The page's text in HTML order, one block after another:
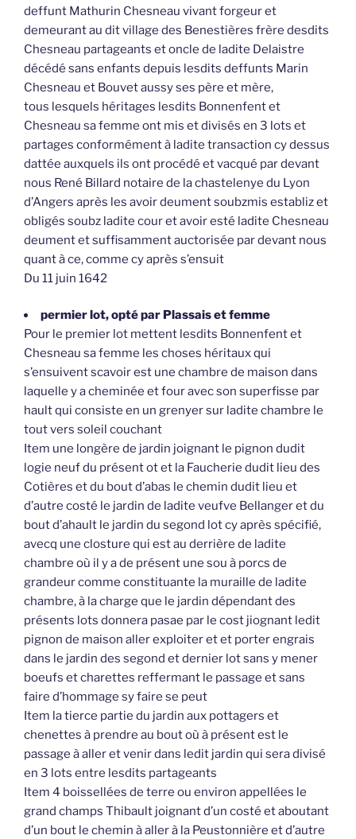
deffunt Mathurin Chesneau vivant forgeur et
demeurant au dit village des Benestières frère desdits
Chesneau partageants et oncle de ladite Delaistre
décédé sans enfants depuis lesdits deffunts Marin
Chesneau et Bouvet aussy ses père et mère,
tous lesquels héritages lesdits Bonnenfent et
Chesneau sa femme ont mis et divisés en 3 lots et
partages conformément à ladite transaction cy dessus
dattée auxquels ils ont procédé et vacqué par devant
nous René Billard notaire de la chastelenye du Lyon
d’Angers après les avoir deument soubzmis establiz et
obligés soubz ladite cour et avoir esté ladite Chesneau
deument et suffisamment auctorisée par devant nous
quant à ce, comme cy après s’ensuit
Du 11 juin 1642
permier lot, opté par Plassais et femme
Pour le premier lot mettent lesdits Bonnenfent et
Chesneau sa femme les choses héritaux qui
s’ensuivent scavoir est une chambre de maison dans
laquelle y a cheminée et four avec son superfisse par
hault qui consiste en un grenyer sur ladite chambre le
tout vers soleil couchant
Item une longère de jardin joignant le pignon dudit
logie neuf du présent ot et la Faucherie dudit lieu des
Cotières et du bout d’abas le chemin dudit lieu et
d’autre costé le jardin de ladite veufve Bellanger et du
bout d’ahault le jardin du segond lot cy après spécifié,
avecq une closture qui est au derrière de ladite
chambre où il y a de présent une sou à porcs de
grandeur comme constituante la muraille de ladite
chambre, à la charge que le jardin dépendant des
présents lots donnera pasae par le cost jiognant ledit
pignon de maison aller exploiter et et porter engrais
dans le jardin des segond et dernier lot sans y mener
boeufs et charettes reffermant le passage et sans
faire d’hommage sy faire se peut
Item la tierce partie du jardin aux pottagers et
chenettes à prendre au bout où à présent est le
passage à aller et venir dans ledit jardin qui sera divisé
en 3 lots entre lesdits partageants
Item 4 boissellées de terre ou environ appellées le
grand champs Thibault joignant d’un costé et aboutant
d’un bout le chemin à aller à la Peustonnière et d’autre